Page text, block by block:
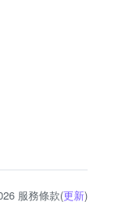
服務條款(更新)